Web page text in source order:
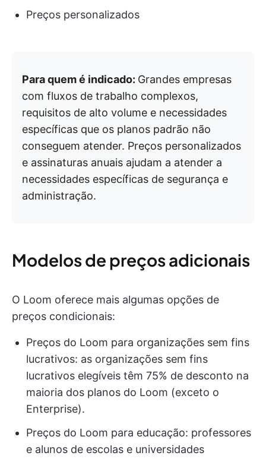
Preços personalizados
Para quem é indicado: Grandes empresas
com fluxos de trabalho complexos,
requisitos de alto volume e necessidades
específicas que os planos padrão não
conseguem atender. Preços personalizados
e assinaturas anuais ajudam a atender a
necessidades específicas de segurança e
administração.
Modelos de preços adicionais
O Loom oferece mais algumas opções de
preços condicionais:
Preços do Loom para organizações sem fins
lucrativos: as organizações sem fins
lucrativos elegíveis têm 75% de desconto na
maioria dos planos do Loom (exceto o
Enterprise).
Preços do Loom para educação: professores
e alunos de escolas e universidades